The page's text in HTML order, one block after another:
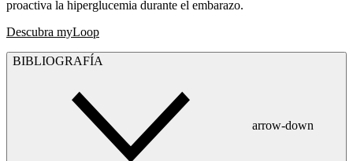
proactiva la hiperglucemia durante el embarazo.
Descubra myLoop
BIBLIOGRAFÍA
arrow-down